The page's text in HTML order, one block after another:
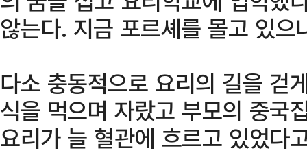
않는다. 지금 포르셰를 몰고 있
다소 충동적으로 요리의 길을 걷
식을 먹으며 자랐고 부모의 중국
요리가 늘 혈관에 흐르고 있었다